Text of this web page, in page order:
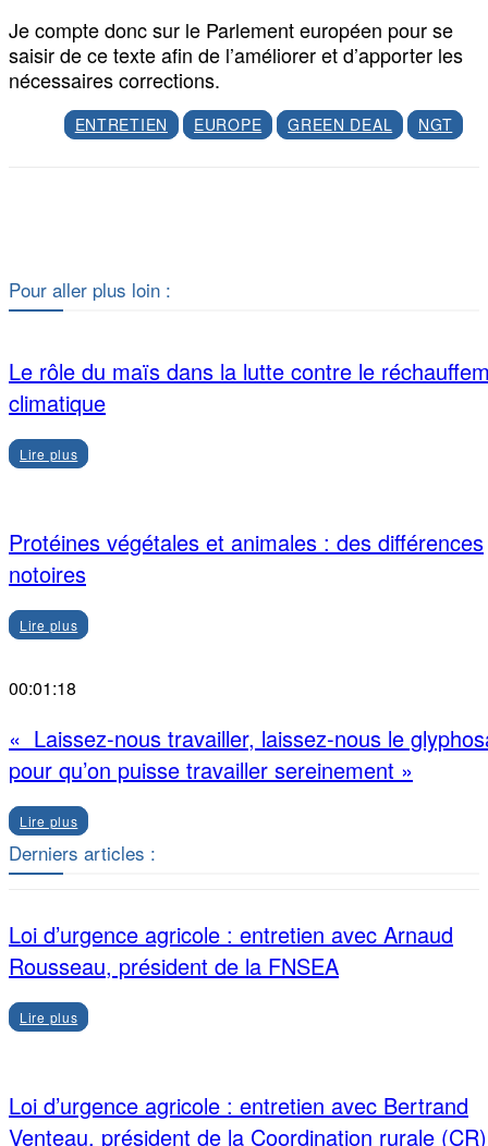
Je compte donc sur le Parlement européen pour se
saisir de ce texte afin de l’améliorer et d’apporter les
nécessaires corrections.
ENTRETIEN EUROPE GREEN DEAL NGT
Pour aller plus loin :
Le rôle du maïs dans la lutte contre le
climatique
Lire plus
Protéines végétales et animales : des différences
notoires
Lire plus
00:01:18
« Laissez-nous travailler, laissez-nous le
pour qu’on puisse travailler sereinement »
Lire plus
Derniers articles :
Loi d’urgence agricole : entretien avec Arnaud
Rousseau, président de la FNSEA
Lire plus
Loi d’urgence agricole : entretien avec Bertrand
Venteau, président de la Coordination rurale (CR)